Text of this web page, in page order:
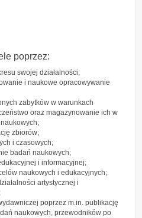
poprzez:
swojej działalności;
i naukowe opracowywanie
zabytków w warunkach
oraz magazynowanie ich w
zbiorów;
i czasowych;
badań naukowych;
i informacyjnej;
naukowych i edukacyjnych;
artystycznej i
poprzez m.in. publikację
naukowych, przewodników po